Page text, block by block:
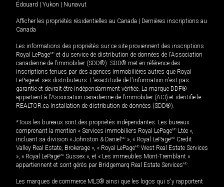
Édouard | Yukon | Nunavut
Afficher les propriétés résidentielles au Canada | Dernières inscriptions au
Canada
Les informations des propriétés sur ce site proviennent des inscriptions
Royal LePageMD et du service de distribution de données de l'Association
canadienne de l’immobilier (SDD®). SDD® met en référence des
inscriptions tenues par des agences immobilières autres que Royal
LePage et ses distributeurs. L'exactitude de l'information n'est pas
garantie et devrait être indépendamment vérifiée. La marque DDF®
appartient à l'Association canadienne de l’immobilier (ACI) et identifie le
REALTOR.ca Installation de distribution de données (SDD®).
*Tous les bureaux sont des propriétés indépendantes. Les bureaux
comprenant la mention « Services immobiliers Royal LePageMD Ltée »,
incluant sa division « Johnston & Daniel MD », « Royal LePageMD Credit
Valley Real Estate, Brokerage », « Royal LePageMD West Real Estate Services
», « Royal LePageMD Sussex », et « Les immeubles Mont-Tremblant »
appartiennent et sont gérés par Bridgemarq Real Estate ServicesMD
Les marques de commerce MLS® ainsi que les logos qui s'y rapportent